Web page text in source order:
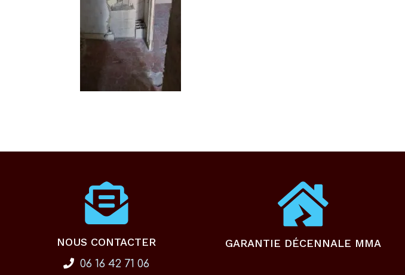
NOUS CONTACTER
06 16 42 71 06
GARANTIE DÉCENNALE MMA